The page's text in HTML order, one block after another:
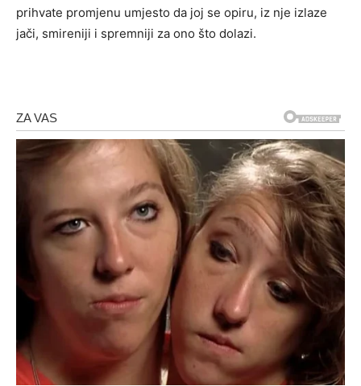
prihvate promjenu umjesto da joj se opiru, iz nje izlaze
jači, smireniji i spremniji za ono što dolazi.